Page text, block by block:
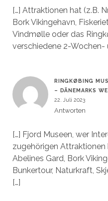
[…] Attraktionen hat (z.B.
Bork Vikingehavn,
Vindmølle oder das
verschiedene 2-Wochen-
RINGKØBING
– DÄNEMARKS
22. Juli 2023
Antworten
[…] Fjord Museen, wer
zugehörigen Attraktionen
Abelines Gard, Bork
Bunkertour, Naturkraft,
[…]